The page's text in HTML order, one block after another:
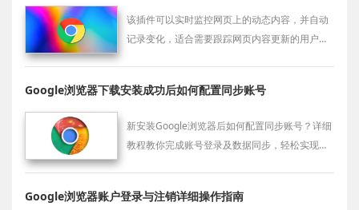
该插件可以实时监控网页上的动态内容，并自动
记录变化，适合需要跟踪网页内容更新的用户，
Google浏览器下载安装成功后如何配置同步账号
新安装Google浏览器后如何配置同步账号？详细
教程教你完成账号登录及数据同步，轻松实现多
Google浏览器账户登录与注销详细操作指南